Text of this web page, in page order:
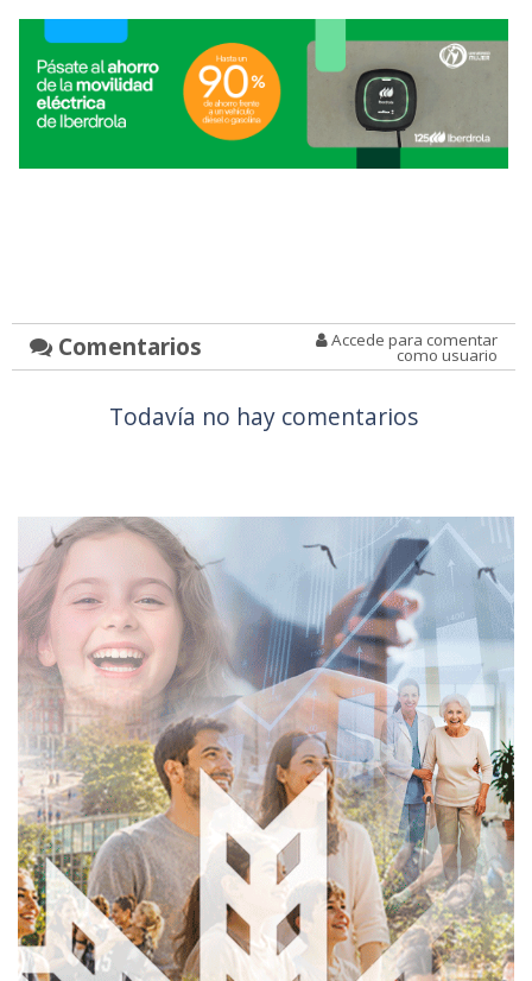
Comentarios Accede para comentar
como usuario
Todavía no hay comentarios